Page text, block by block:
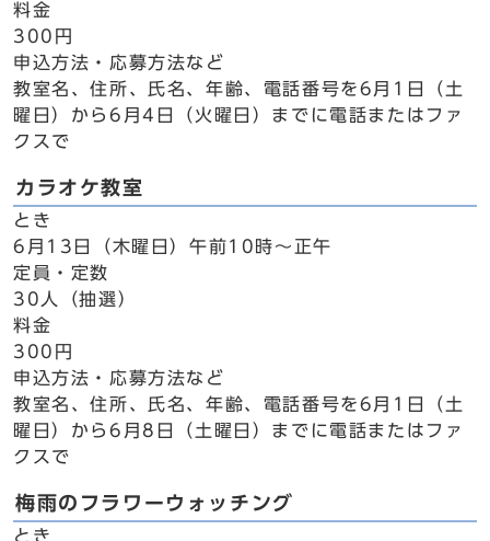
料金
300円
申込方法・応募方法など
教室名、住所、氏名、年齢、電話番号を6月1日（土
曜日）から6月4日（火曜日）までに電話またはファ
クスで
カラオケ教室
とき
6月13日（木曜日）午前10時～正午
定員・定数
30人（抽選）
料金
300円
申込方法・応募方法など
教室名、住所、氏名、年齢、電話番号を6月1日（土
曜日）から6月8日（土曜日）までに電話またはファ
クスで
梅雨のフラワーウォッチング
とき